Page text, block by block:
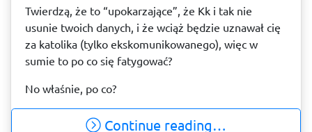
Twierdzą, że to “upokarzające”, że Kk i tak nie
usunie twoich danych, i że wciąż będzie uznawał cię
za katolika (tylko ekskomunikowanego), więc w
sumie to po co się fatygować?
No właśnie, po co?
Continue reading…